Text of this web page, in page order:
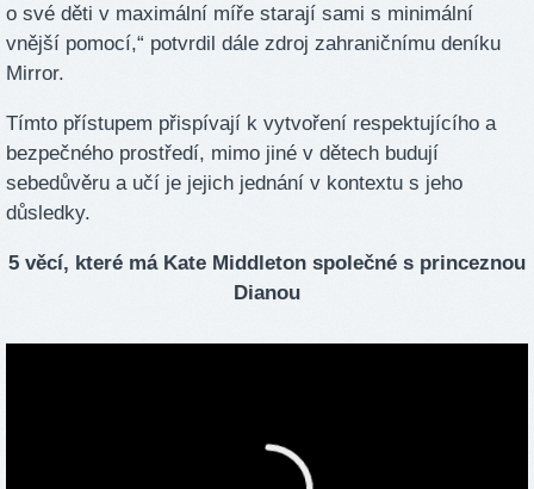
o své děti v maximální míře starají sami s minimální
vnější pomocí,“ potvrdil dále zdroj zahraničnímu deníku
Mirror.
Tímto přístupem přispívají k vytvoření respektujícího a
bezpečného prostředí, mimo jiné v dětech budují
sebedůvěru a učí je jejich jednání v kontextu s jeho
důsledky.
5 věcí, které má Kate Middleton společné s princeznou
Dianou